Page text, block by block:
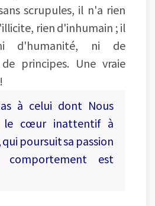
scrupules, il n'a rien
rien d'inhumain ; il
d'humanité, ni de
principes. Une vraie
à celui dont Nous
le cœur inattentif à
poursuit sa passion
est